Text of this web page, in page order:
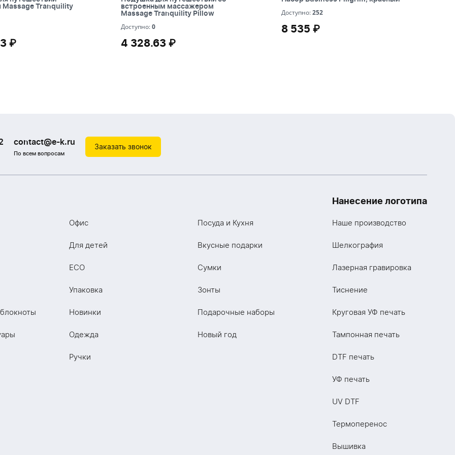
Massage Tranquility
₽
Pillow
встроенным массажером
Massage Tranquility Pillow
Доступно:0
4 328.63 ₽
встроенным массажером Massage
Tranquility Pillow
0
4 328.63 ₽
Доступно:252
8 535 ₽
252
8 535 ₽
contact@e-k.ru
По всем вопросам
Заказать звонок
Офис
Для детей
ECO
Упаковка
Новинки
Одежда
Ручки
Посуда и Кухня
Вкусные подарки
Сумки
Зонты
Подарочные наборы
Новый год
Нанесение логотипа
Наше производство
Шелкография
Лазерная гравировка
Тиснение
Круговая УФ печать
Тампонная печать
DTF печать
УФ печать
UV DTF
Термоперенос
Вышивка